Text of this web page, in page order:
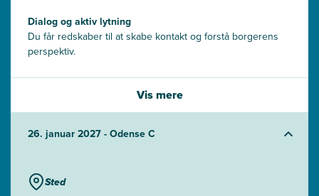
Dialog og aktiv lytning
Du får redskaber til at skabe kontakt og forstå borgerens
perspektiv.
Skriftlig formidling
Du arbejder med at skrive enkelt, korrekt og borgernært.
Vis mere
26. januar 2027 - Odense C
Sted